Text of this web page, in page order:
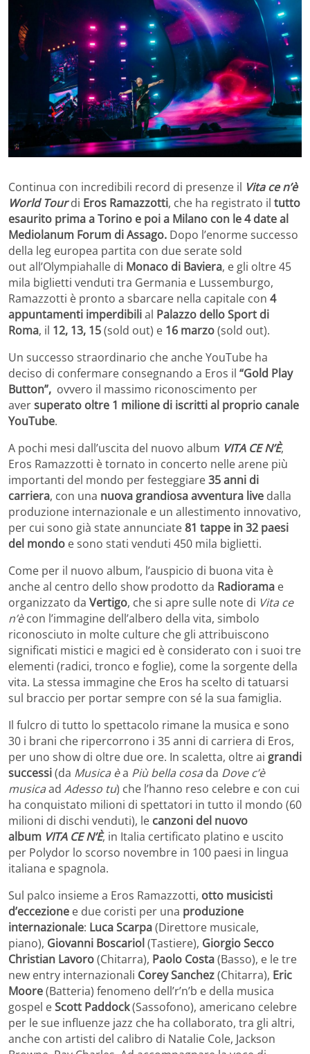
Continua con incredibili record di presenze il Vita ce n’è
World Tourdi Eros Ramazzotti, che ha registrato il tutto
esaurito prima a Torino e poi a Milano con le 4 date al
Mediolanum Forum di Assago. Dopo l’enorme successo
della leg europea partita con due serate sold
out all’Olympiahalle di Monaco di Baviera, e gli oltre 45
mila biglietti venduti tra Germania e Lussemburgo,
Ramazzotti è pronto a sbarcare nella capitale con 4
appuntamenti imperdibilial Palazzo dello Sport di
Roma, il 12, 13, 15(sold out) e 16 marzo(sold out).
Un successo straordinario che anche YouTube ha
deciso di confermare consegnando a Eros il “Gold Play
Button”, ovvero il massimo riconoscimento per
aversuperato oltre 1 milione di iscritti al proprio canale
YouTube.
A pochi mesi dall’uscita del nuovo album VITA CE N’È,
Eros Ramazzotti è tornato in concerto nelle arene più
importanti del mondo per festeggiare35 anni di
carriera, con una nuova grandiosa avventura live dalla
produzione internazionale e un allestimento innovativo,
per cui sono già state annunciate81 tappe in 32 paesi
del mondo e sono stati venduti 450 mila biglietti.
Come per il nuovo album, l’auspicio di buona vita è
anche al centro dello show prodotto da Radiorama e
organizzato da Vertigo, che si apre sulle note di Vita ce
n’ècon l’immagine dell’albero della vita, simbolo
riconosciuto in molte culture che gli attribuiscono
significati mistici e magici ed è considerato con i suoi tre
elementi (radici, tronco e foglie), come la sorgente della
vita. La stessa immagine che Eros ha scelto di tatuarsi
sul braccio per portar sempre con sé la sua famiglia.
Il fulcro di tutto lo spettacolo rimane la musica e sono
30 i brani che ripercorrono i 35 anni di carriera di Eros,
per uno show di oltre due ore. In scaletta, oltre ai grandi
successi(da Musica èa Più bella cosa da Dove c’è
musicaad Adesso tu) che l’hanno reso celebre e con cui
ha conquistato milioni di spettatori in tutto il mondo (60
milioni di dischi venduti), le canzoni del nuovo
album VITA CE N’È, in Italia certificato platino e uscito
per Polydor lo scorso novembre in 100 paesi in lingua
italiana e spagnola.
Sul palco insieme a Eros Ramazzotti, otto musicisti
d’eccezione e due coristi per una produzione
internazionale: Luca Scarpa(Direttore musicale,
piano), Giovanni Boscariol (Tastiere), Giorgio Secco
Christian Lavoro(Chitarra), Paolo Costa(Basso), e le tre
new entry internazionali Corey Sanchez(Chitarra), Eric
Moore(Batteria) fenomeno dell’r’n’b e della musica
gospel eScott Paddock(Sassofono), americano celebre
per le sue influenze jazz che ha collaborato, tra gli altri,
anche con artisti del calibro di Natalie Cole, Jackson